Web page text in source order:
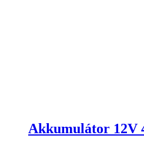
Akkumulátor 12V